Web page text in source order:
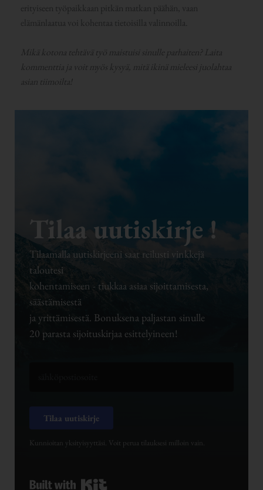
erityiseen työpaikkaan pitkän matkan päähän, vaan
elämänlaatua voi kohentaa tietoisilla valinnoilla.
Mikä kotona tehtävä työ maistuisi sinulle parhaiten? Laita
kommenttia ja voit myös kysyä, mitä ikinä mieleesi juolahtaa
asian tiimoilta!
Tilaa uutiskirje !
Tilaamalla uutiskirjeeni saat reilusti vinkkejä
taloutesi
kohentamiseen - tiukkaa asiaa sijoittamisesta,
säästämisestä
ja yrittämisestä. Bonuksena paljastan sinulle
20 parasta sijoituskirjaa esittelyineen!
Tilaa uutiskirje
Kunnioitan yksityisyyttäsi. Voit perua tilauksesi milloin vain.